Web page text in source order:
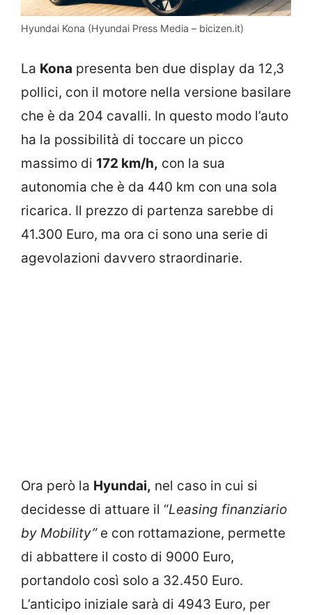
Hyundai Kona (Hyundai Press Media – bicizen.it)
La Kona presenta ben due display da 12,3
pollici, con il motore nella versione basilare
che è da 204 cavalli. In questo modo l’auto
ha la possibilità di toccare un picco
massimo di 172 km/h, con la sua
autonomia che è da 440 km con una sola
ricarica. Il prezzo di partenza sarebbe di
41.300 Euro, ma ora ci sono una serie di
agevolazioni davvero straordinarie.
Ora però la Hyundai, nel caso in cui si
decidesse di attuare il “Leasing finanziario
by Mobility”e con rottamazione, permette
di abbattere il costo di 9000 Euro,
portandolo così solo a 32.450 Euro.
L’anticipo iniziale sarà di 4943 Euro, per